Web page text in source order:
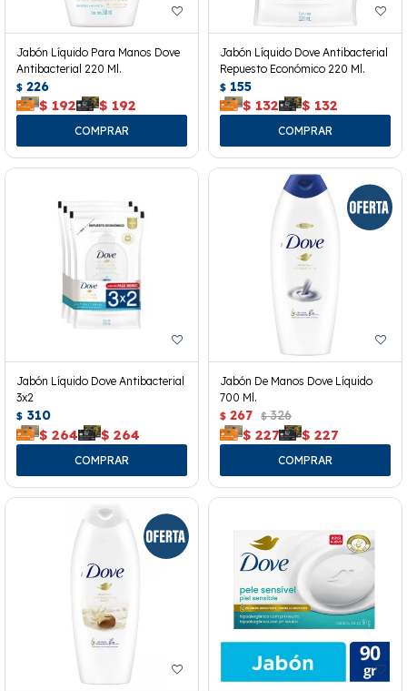
Jabón Líquido Para Manos Dove
Antibacterial 220 Ml.
$ 226
$ 192 $ 192
Jabón Líquido Dove Antibacterial
Repuesto Económico 220 Ml.
$ 155
$ 132 $ 132
Jabón Líquido Dove Antibacterial
3x2
$ 310
$ 264 $ 264
Jabón De Manos Dove Líquido
700 Ml.
$ 267 $ 326
$ 227 $ 227